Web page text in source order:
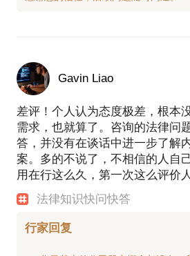
Gavin Liao
差评！个人认为态度极差，根本
需求，也就算了。咨询的法律问
答，并没有在谈话中进一步了解
案。多的不说了，不相信的人自
用在行这么久，第一次这么评价人
法律知识快问快答
行家回复